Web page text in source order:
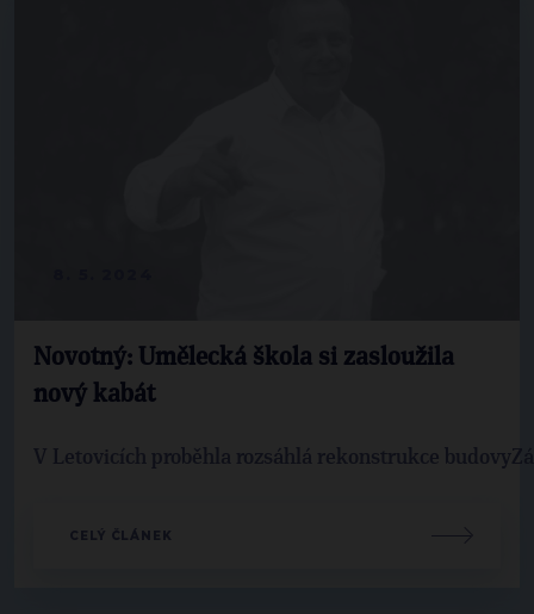
Novotný: Umělecká škola si zasloužila
nový kabát
V Letovicích proběhla rozsáhlá rekonstrukce
CELÝ ČLÁNEK